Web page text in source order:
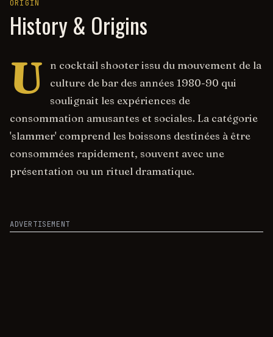
ORIGIN
History & Origins
U
n cocktail shooter issu du mouvement de la
culture de bar des années 1980-90 qui
soulignait les expériences de
consommation amusantes et sociales. La catégorie
'slammer' comprend les boissons destinées à être
consommées rapidement, souvent avec une
présentation ou un rituel dramatique.
ADVERTISEMENT